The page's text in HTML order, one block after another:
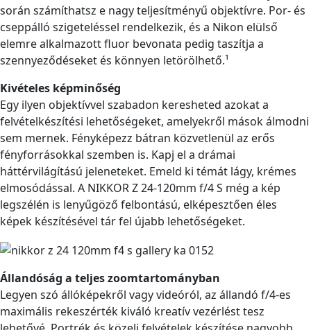
során számíthatsz e nagy teljesítményű objektívre. Por- és
cseppálló szigeteléssel rendelkezik, és a Nikon elülső
elemre alkalmazott fluor bevonata pedig taszítja a
szennyeződéseket és könnyen letörölhető.¹
Kivételes képminőség
Egy ilyen objektívvel szabadon keresheted azokat a
felvételkészítési lehetőségeket, amelyekről mások álmodni
sem mernek. Fényképezz bátran közvetlenül az erős
fényforrásokkal szemben is. Kapj el a drámai
háttérvilágítású jeleneteket. Emeld ki témát lágy, krémes
elmosódással. A NIKKOR Z 24-120mm f/4 S még a kép
legszélén is lenyűgöző felbontású, elképesztően éles
képek készítésével tár fel újabb lehetőségeket.
Állandóság a teljes zoomtartományban
Legyen szó állóképekről vagy videóról, az állandó f/4-es
maximális rekeszérték kiváló kreatív vezérlést tesz